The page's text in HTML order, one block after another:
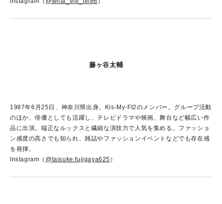
藤ヶ谷太輔
1987年6月25日、神奈川県出身。Kis-My-Ft2のメンバー。グループ活動
のほか、俳優としても活躍し、テレビドラマや映画、舞台など幅広い作
品に出演。端正なルックスと繊細な演技力で人気を集める。ファッショ
ン感度の高さでも知られ、雑誌やファッションイベントなどでも存在感
を発揮。
Instagram（ @taisuke.fujigaya625 ）